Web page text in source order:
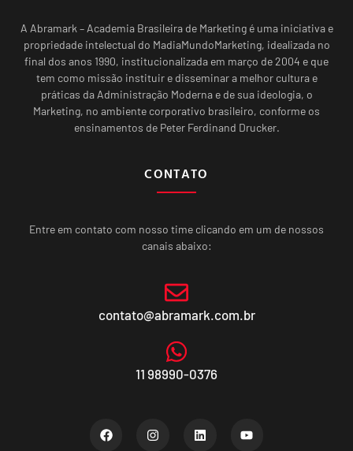
A Abramark – Academia Brasileira de Marketing é uma iniciativa e
propriedade intelectual do MadiaMundoMarketing, idealizada no
final dos anos 1990, institucionalizada em março de 2004 e que
tem como missão instituir e disseminar a melhor cultura e
práticas da Administração Moderna e de sua ideologia, o
Marketing, no ambiente corporativo brasileiro, conforme os
ensinamentos de Peter Ferdinand Drucker.
CONTATO
Entre em contato com nosso time clicando em um de nossos
canais abaixo:
contato@abramark.com.br
11 98990-0376